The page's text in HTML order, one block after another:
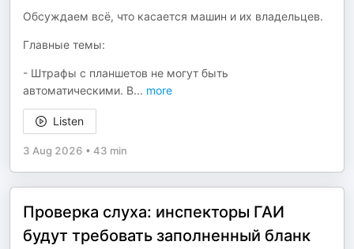
Обсуждаем всё, что касается машин и их владельцев.
Главные темы:
- Штрафы с планшетов не могут быть
автоматическими. В... more
Listen
3 Aug 2026 • 43 min
Проверка слуха: инспекторы ГАИ
будут требовать заполненный бланк